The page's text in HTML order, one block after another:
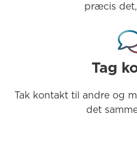
præcis
Tag
Tak kontakt til andre og
det